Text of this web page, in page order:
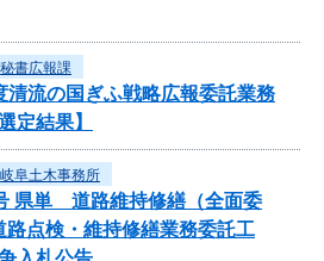
秘書広報課
清流の国ぎふ戦略広報委託業務
定結果】
岐阜土木事務所
県単 道路維持修繕（全面委
点検・維持修繕業務委託工